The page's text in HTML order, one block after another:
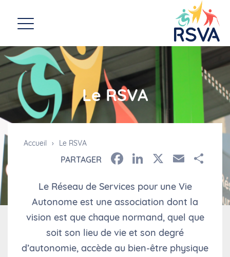
Le RSVA
Accueil › Le RSVA
PARTAGER Facebook
LinkedIn
X Email
Le Réseau de Services pour une Vie
Autonome est une association dont la
vision est que chaque normand, quel que
soit son lieu de vie et son degré
d’autonomie, accède au bien-être physique